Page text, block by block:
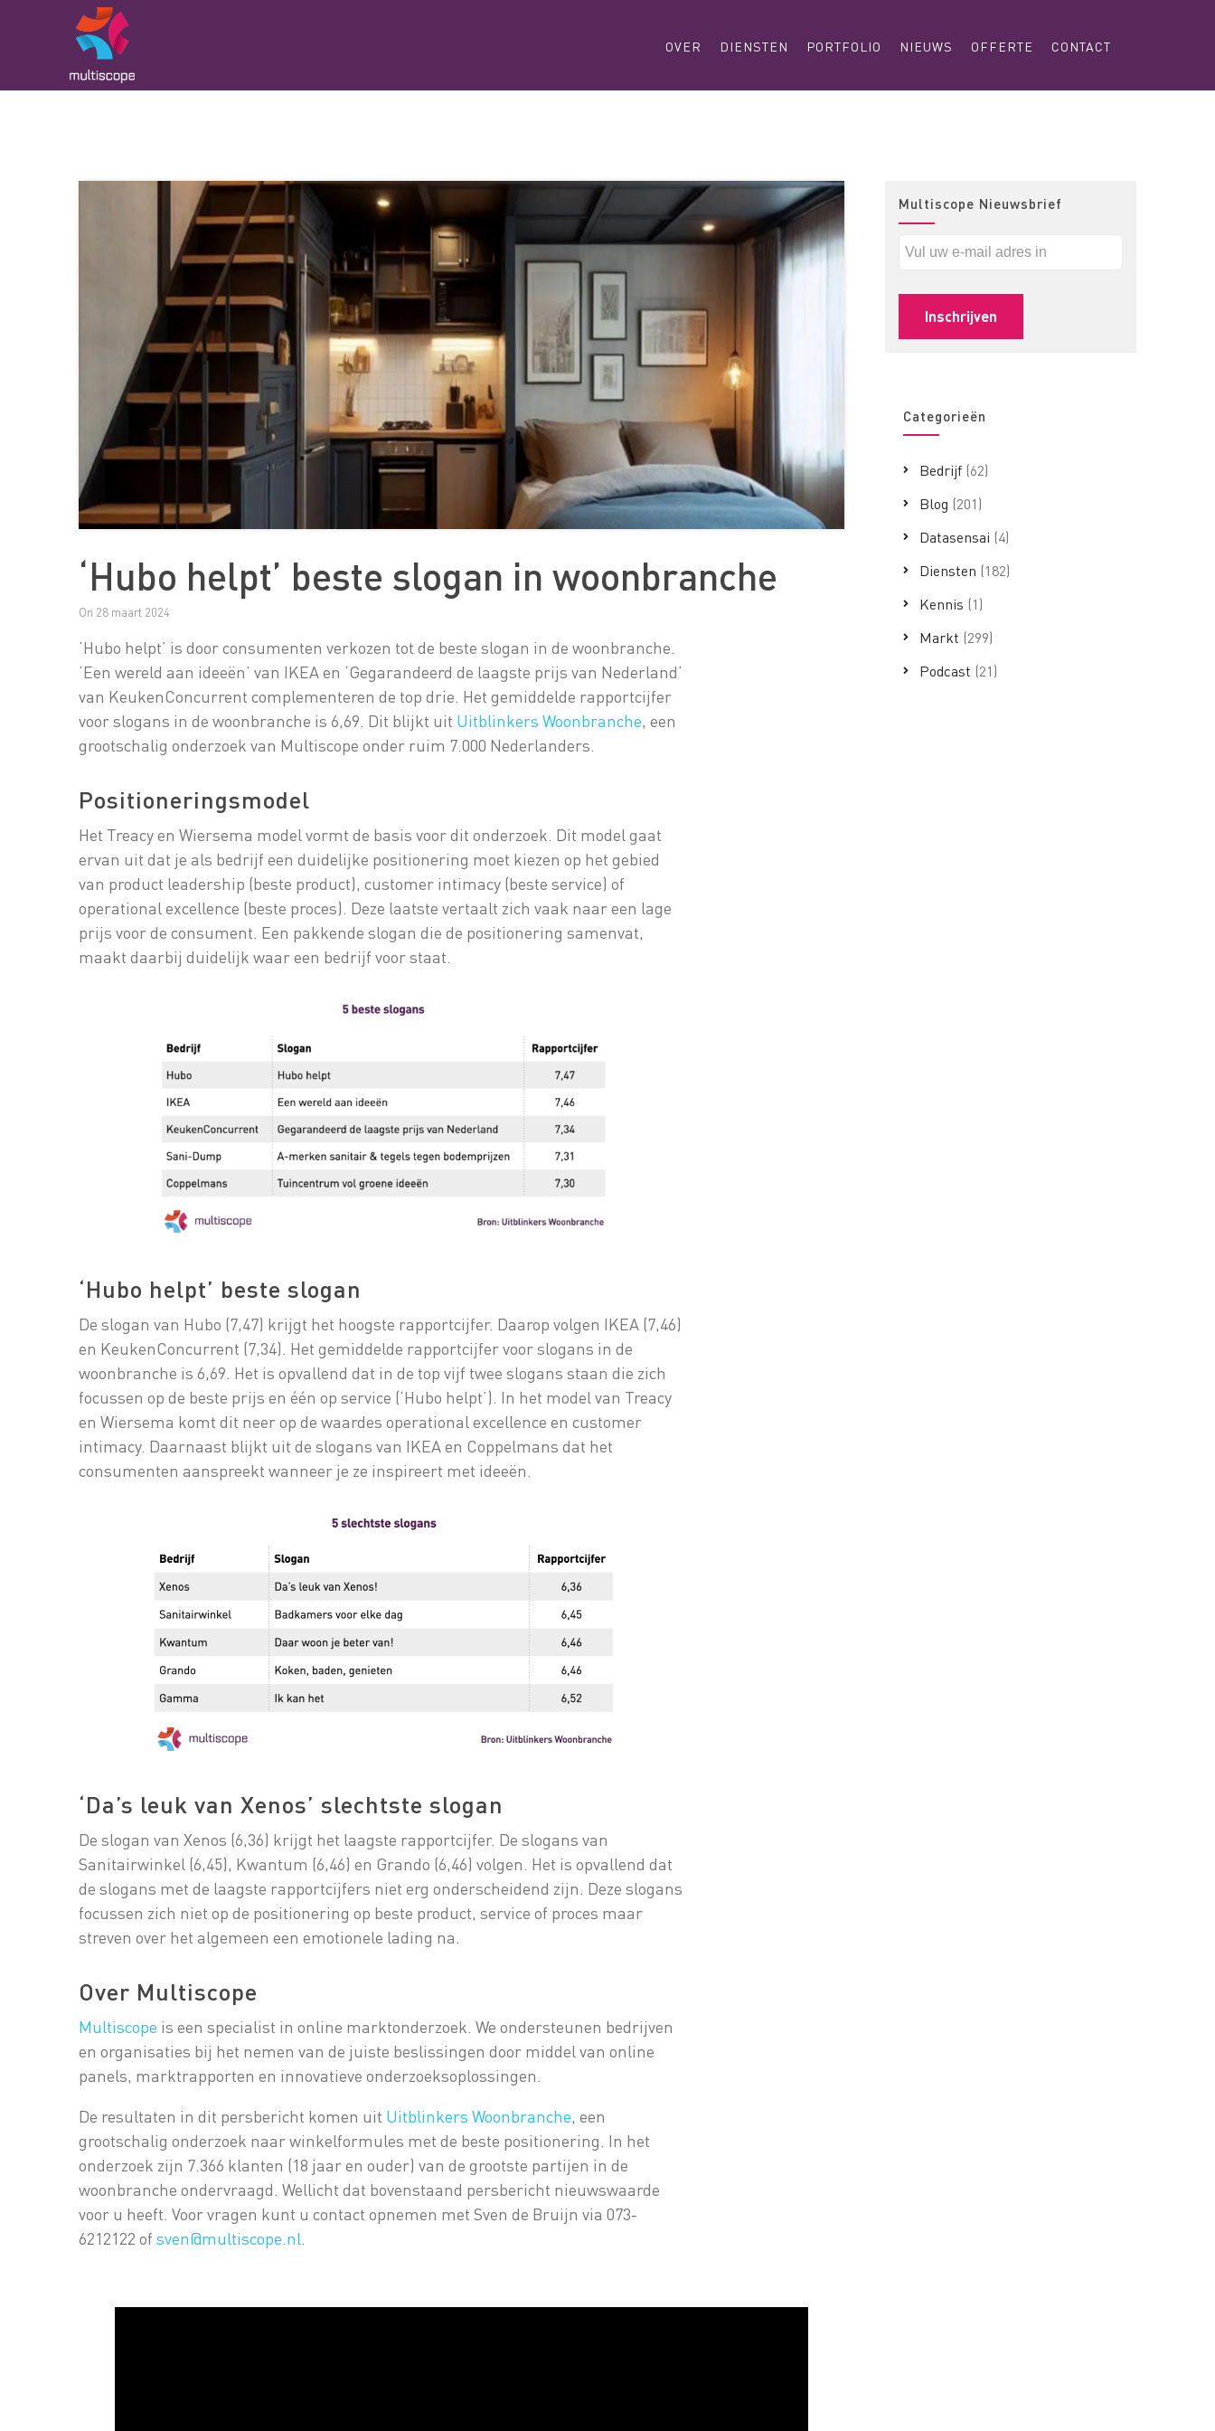
OVER DIENSTEN PORTFOLIO NIEUWS OFFERTE CONTACT
‘Hubo helpt’ beste slogan in woonbranche
On 28 maart 2024
‘Hubo helpt’ is door consumenten verkozen tot de beste slogan in de woonbranche.
‘Een wereld aan ideeën’ van IKEA en ‘Gegarandeerd de laagste prijs van Nederland’
van KeukenConcurrent complementeren de top drie. Het gemiddelde rapportcijfer
voor slogans in de woonbranche is 6,69. Dit blijkt uit Uitblinkers Woonbranche, een
grootschalig onderzoek van Multiscope onder ruim 7.000 Nederlanders.
Positioneringsmodel
Het Treacy en Wiersema model vormt de basis voor dit onderzoek. Dit model gaat
ervan uit dat je als bedrijf een duidelijke positionering moet kiezen op het gebied
van product leadership (beste product), customer intimacy (beste service) of
operational excellence (beste proces). Deze laatste vertaalt zich vaak naar een lage
prijs voor de consument. Een pakkende slogan die de positionering samenvat,
maakt daarbij duidelijk waar een bedrijf voor staat.
‘Hubo helpt’ beste slogan
De slogan van Hubo (7,47) krijgt het hoogste rapportcijfer. Daarop volgen IKEA (7,46)
en KeukenConcurrent (7,34). Het gemiddelde rapportcijfer voor slogans in de
woonbranche is 6,69. Het is opvallend dat in de top vijf twee slogans staan die zich
focussen op de beste prijs en één op service (‘Hubo helpt’). In het model van Treacy
en Wiersema komt dit neer op de waardes operational excellence en customer
intimacy. Daarnaast blijkt uit de slogans van IKEA en Coppelmans dat het
consumenten aanspreekt wanneer je ze inspireert met ideeën.
‘Da’s leuk van Xenos’ slechtste slogan
De slogan van Xenos (6,36) krijgt het laagste rapportcijfer. De slogans van
Sanitairwinkel (6,45), Kwantum (6,46) en Grando (6,46) volgen. Het is opvallend dat
de slogans met de laagste rapportcijfers niet erg onderscheidend zijn. Deze slogans
focussen zich niet op de positionering op beste product, service of proces maar
streven over het algemeen een emotionele lading na.
Over Multiscope
Multiscope is een specialist in online marktonderzoek. We ondersteunen bedrijven
en organisaties bij het nemen van de juiste beslissingen door middel van online
panels, marktrapporten en innovatieve onderzoeksoplossingen.
De resultaten in dit persbericht komen uit Uitblinkers Woonbranche, een
grootschalig onderzoek naar winkelformules met de beste positionering. In het
onderzoek zijn 7.366 klanten (18 jaar en ouder) van de grootste partijen in de
woonbranche ondervraagd. Wellicht dat bovenstaand persbericht nieuwswaarde
voor u heeft. Voor vragen kunt u contact opnemen met Sven de Bruijn via 073-
6212122 ofsven@multiscope.nl
Multiscope Nieuwsbrief
Categorieën
Bedrijf (62)
Blog (201)
Datasensai (4)
Diensten (182)
Kennis (1)
Markt (299)
Podcast (21)